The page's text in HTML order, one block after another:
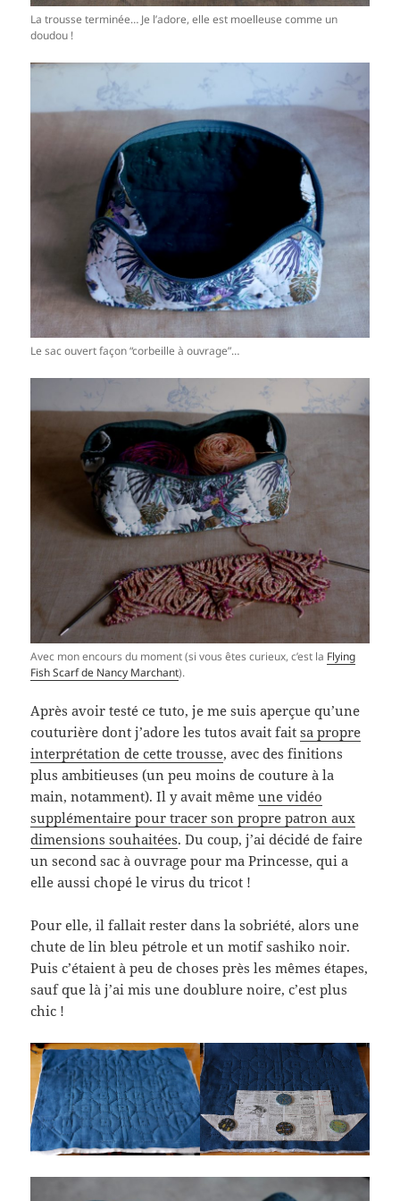
La trousse terminée… Je l’adore, elle est moelleuse comme un
doudou !
Le sac ouvert façon “corbeille à ouvrage”…
Avec mon encours du moment (si vous êtes curieux, c’est la Flying
Fish Scarf de Nancy Marchant).
Après avoir testé ce tuto, je me suis aperçue qu’une
couturière dont j’adore les tutos avait faitsa propre
interprétation de cette trousse, avec des finitions
plus ambitieuses (un peu moins de couture à la
main, notamment). Il y avait mêmeune vidéo
supplémentaire pour tracer son propre patron aux
dimensions souhaitées. Du coup, j’ai décidé de faire
un second sac à ouvrage pour ma Princesse, qui a
elle aussi chopé le virus du tricot !
Pour elle, il fallait rester dans la sobriété, alors une
chute de lin bleu pétrole et un motif sashiko noir.
Puis c’étaient à peu de choses près les mêmes étapes,
sauf que là j’ai mis une doublure noire, c’est plus
chic !